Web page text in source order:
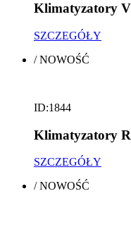
Klimatyzatory
SZCZEGÓŁY
/NOWOŚĆ
ID:1844
Klimatyzatory
SZCZEGÓŁY
/NOWOŚĆ